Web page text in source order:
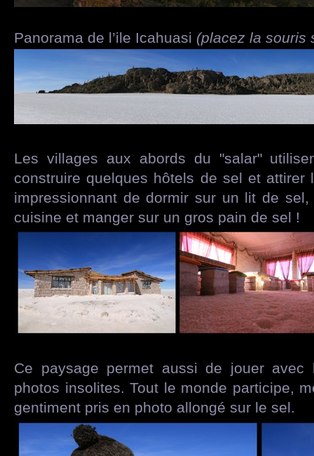
Panorama de l’ile Icahuasi (placez la souris
Les villages aux abords du "salar"
construire quelques hôtels de sel et attirer
impressionnant de dormir sur un lit de
cuisine et manger sur un gros pain de sel !
Ce paysage permet aussi de jouer
photos insolites. Tout le monde participe,
gentiment pris en photo allongé sur le sel.